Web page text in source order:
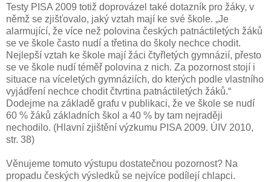
Testy PISA 2009 totiž doprovázel také dotazník pro žáky, v
němž se zjišťovalo, jaký vztah mají ke své škole. „Je
alarmující, že více než polovina českých patnáctiletých žáků
se ve škole často nudí a třetina do školy nechce chodit.
Nejlepší vztah ke škole mají žáci čtyřletých gymnázií, přesto
se ve škole nudí téměř polovina z nich. Za pozornost stojí i
situace na víceletých gymnáziích, do kterých podle vlastního
vyjádření nechce chodit čtvrtina patnáctiletých žáků.“
Dodejme na základě grafu v publikaci, že ve škole se nudí
60 % žáků základních škol a 40 % by tam nejraději
nechodilo. (Hlavní zjištění výzkumu PISA 2009. ÚIV 2010,
str. 38)
Věnujeme tomuto výstupu dostatečnou pozornost? Na
propadu českých výsledků se nejvíce podílejí chlapci.